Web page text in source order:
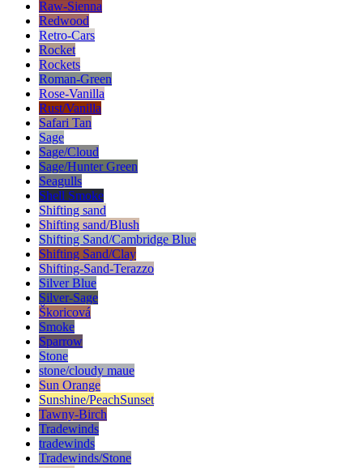
Raw-Sienna
Redwood
Retro-Cars
Rocket
Rockets
Roman-Green
Rose-Vanilla
Rust/Vanilla
Safari Tan
Sage
Sage/Cloud
Sage/Hunter Green
Seagulls
Shell Smoke
Shifting sand
Shifting sand/Blush
Shifting Sand/Cambridge Blue
Shifting Sand/Clay
Shifting-Sand-Terazzo
Silver Blue
Silver-Sage
Škoricová
Smoke
Sparrow
Stone
stone/cloudy maue
Sun Orange
Sunshine/PeachSunset
Tawny-Birch
Tradewinds
tradewinds
Tradewinds/Stone